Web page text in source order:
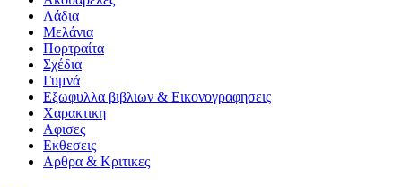
Λάδια
Μελάνια
Πορτραίτα
Σχέδια
Γυμνά
Εξωφυλλα βιβλιων & Εικονογραφησεις
Χαρακτικη
Αφισες
Εκθεσεις
Αρθρα & Κριτικες